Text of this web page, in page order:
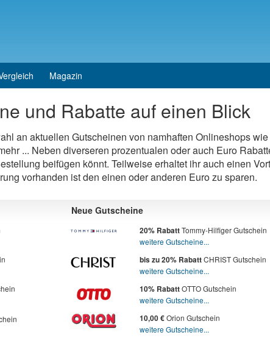
Magazin
und Rabatte auf einen Blick
an aktuellen Gutscheinen von namhaften Onlineshops
... Neben diverseren prozentualen oder auch Euro
beifügen könnt. Teilweise erhaltet ihr auch einen
vorhanden ist den einen oder anderen Euro zu sparen.
Neue Gutscheine
20% RabattTommy-Hilfiger Gutschein
weitere Gutscheine...
bis zu 20% RabattCHRIST Gutschein
weitere Gutscheine...
10% RabattOTTO Gutschein
weitere Gutscheine...
10,00 €Orion Gutschein
weitere Gutscheine...